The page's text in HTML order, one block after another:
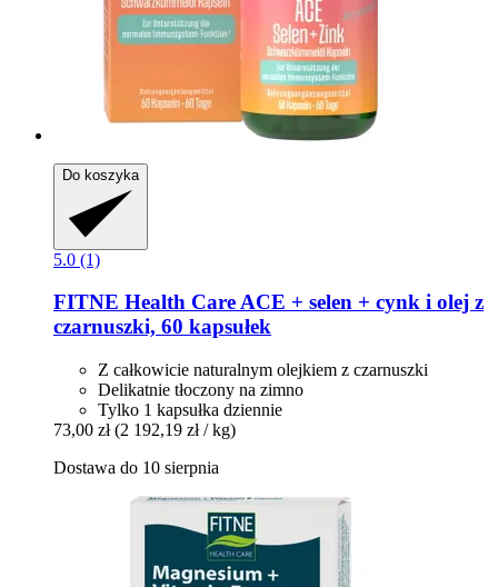
Do koszyka
5.0 (1)
FITNE Health CareACE + selen + cynk i olej z
czarnuszki, 60 kapsułek
Z całkowicie naturalnym olejkiem z czarnuszki
Delikatnie tłoczony na zimno
Tylko 1 kapsułka dziennie
73,00 zł (2 192,19 zł / kg)
Dostawa do 10 sierpnia